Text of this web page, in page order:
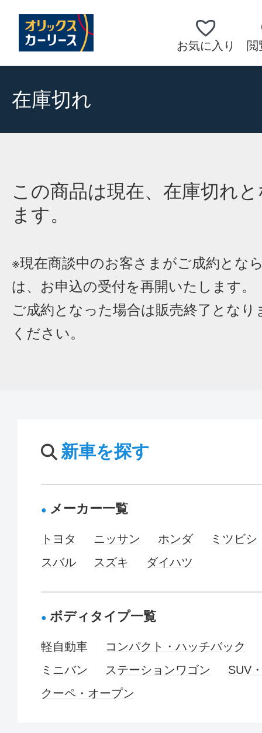
お気に入り 閲
在庫切れ
この商品は現在、在庫切れ
ます。
※現在商談中のお客さまがご成約とな
は、お申込の受付を再開いたします。
ご成約となった場合は販売終了となり
ください。
新車を探す
メーカー一覧
トヨタ ニッサン ホンダ
ミツビシ
スバル
スズキ ダイハツ
ボディタイプ一覧
軽自動車
コンパクト・ハッチバック
ミニバン
ステーションワゴン
SUV
クーペ・オープン